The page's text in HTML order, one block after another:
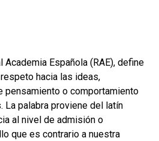
Academia Española (RAE), define
hacia las ideas,
pensamiento o comportamiento
La palabra proviene del latín
al nivel de admisión o
que es contrario a nuestra